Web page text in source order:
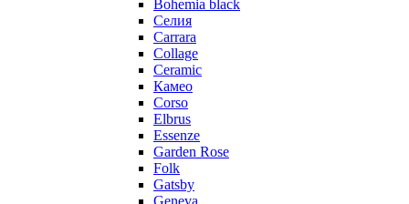
Bohemia black
Селия
Carrara
Collage
Ceramic
Камео
Corso
Elbrus
Essenze
Garden Rose
Folk
Gatsby
Geneva